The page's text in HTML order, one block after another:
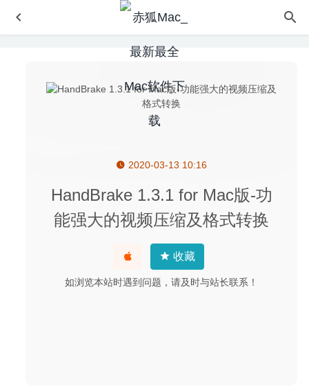
2020-03-13 10:16
HandBrake 1.3.1 for Mac版-功
能强大的视频压缩及格式转换
收藏
如浏览本站时遇到问题，请及时与站长联系！
OmmWriter 1.63 – 无干扰专注于写作的软件
Downie 4.1 中文版-视频网站视频下载工具 2020-07-20
Mirror for Philips TV 2.8.6 – 飞利浦智能电视投屏软件
Rhino 8.30.26103.11002 中文版-功能最齐全的三维建模软
2026-04-15